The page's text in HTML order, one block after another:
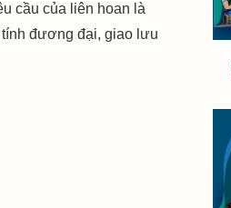
cầu của liên hoan là
đương đại, giao lưu